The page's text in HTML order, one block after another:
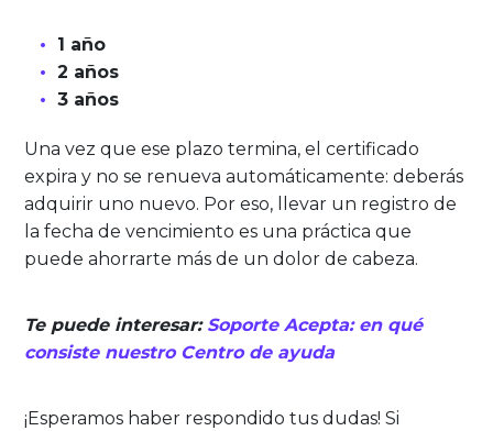
1 año
2 años
3 años
Una vez que ese plazo termina, el certificado
expira y no se renueva automáticamente: deberás
adquirir uno nuevo. Por eso, llevar un registro de
la fecha de vencimiento es una práctica que
puede ahorrarte más de un dolor de cabeza.
Te puede interesar: Soporte Acepta: en qué
consiste nuestro Centro de ayuda
¡Esperamos haber respondido tus dudas! Si